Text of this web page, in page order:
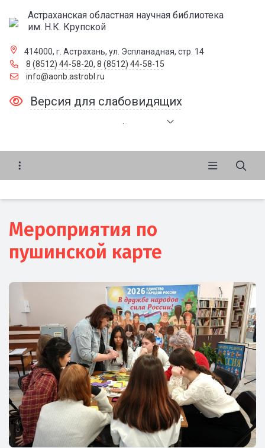
Астраханская областная научная библиотека
им. Н.К. Крупской
414000, г. Астрахань, ул. Эспланадная, стр. 14
8 (8512) 44-58-20, 8 (8512) 44-58-15
info@aonb.astrobl.ru
Версия для слабовидящих
Мероприятия по
пушинской карте